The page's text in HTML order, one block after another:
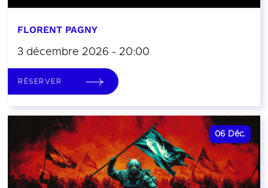
FLORENT PAGNY
3 décembre 2026 - 20:00
RÉSERVER
06 Déc.